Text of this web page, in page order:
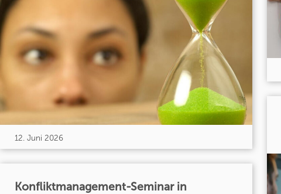
12. Juni 2026
Konfliktmanagement-Seminar in